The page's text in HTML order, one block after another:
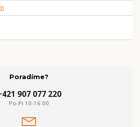
Poradíme?
907 077 220
Po-Pi 10-16:00